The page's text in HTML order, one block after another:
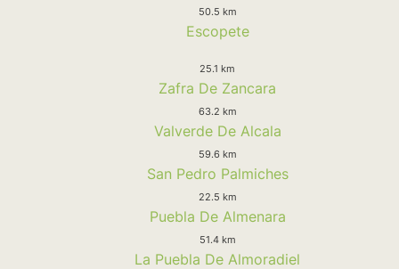
50.5 km
Escopete
25.1 km
Zafra De Zancara
63.2 km
Valverde De Alcala
59.6 km
San Pedro Palmiches
22.5 km
Puebla De Almenara
51.4 km
La Puebla De Almoradiel